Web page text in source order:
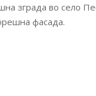
зграда во село
фасада.